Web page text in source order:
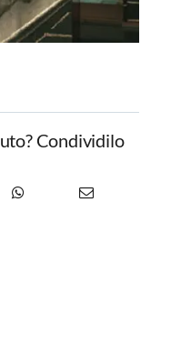
Condividilo